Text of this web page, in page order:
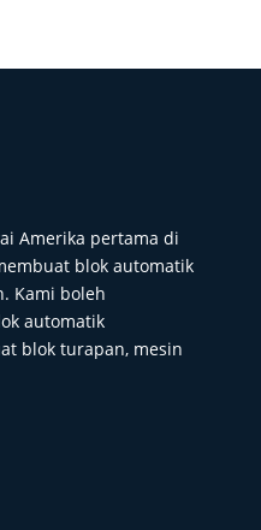
Amerika pertama di
blok automatik
Kami boleh
automatik
blok turapan, mesin